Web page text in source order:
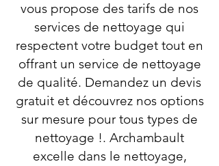
vous propose des tarifs de nos
services de nettoyage qui
respectent votre budget tout en
offrant un service de nettoyage
de qualité. Demandez un devis
gratuit et découvrez nos options
sur mesure pour tous types de
nettoyage !. Archambault
excelle dans le nettoyage,